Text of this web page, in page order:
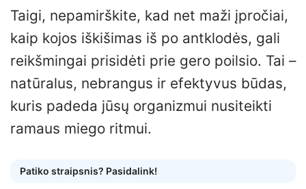
Taigi, nepamirškite, kad net maži įpročiai,
kaip kojos iškišimas iš po antklodės, gali
reikšmingai prisidėti prie gero poilsio. Tai –
natūralus, nebrangus ir efektyvus būdas,
kuris padeda jūsų organizmui nusiteikti
ramaus miego ritmui.
Patiko straipsnis? Pasidalink!